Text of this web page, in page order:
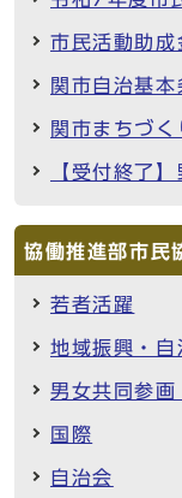
市民活動助成
関市自治基
関市まちづく
【受付終了
協働推進部市民
若者活躍
地域振興・自
男女共同参
国際
自治会